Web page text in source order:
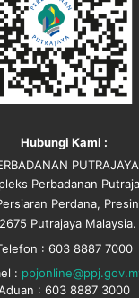
Hubungi Kami :
PUTRAJAYA
Perbadanan
Perdana,
Putrajaya Malaysia.
: 603 8887 7000
:
: 603 8887 3000